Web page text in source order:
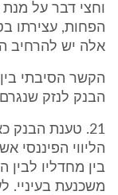
וחצי דבר על
הפחות, עצירתו
אלה יש להרחיב
הקשר הסיבתי
הבנק לנזק
21. טענת
הליווי הפיננסי
בין מחדליו לבין
משכנעת בעיניי.